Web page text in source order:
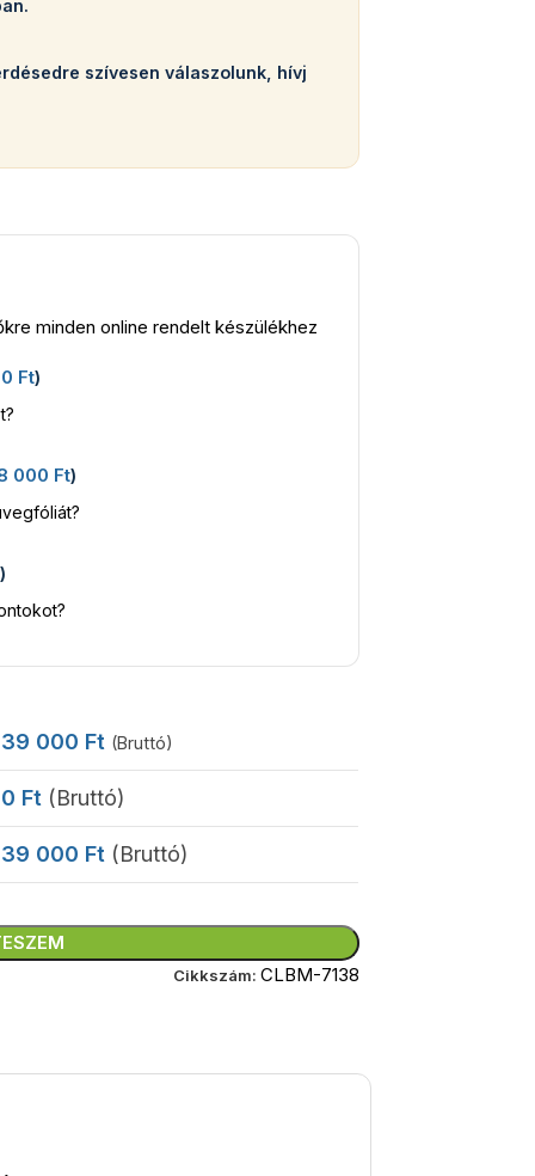
szívesen válaszolunk, hívj
minden online rendelt készülékhez
Ft)
000 Ft)
)
39 000 Ft (Bruttó)
0 Ft (Bruttó)
39 000 Ft (Bruttó)
Cikkszám: CLBM-7138